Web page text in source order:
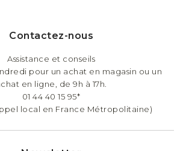
Contactez-nous
Assistance et conseils
pour un achat en magasin ou un
en ligne, de 9h à 17h.
01 44 40 15 95*
local en France Métropolitaine)